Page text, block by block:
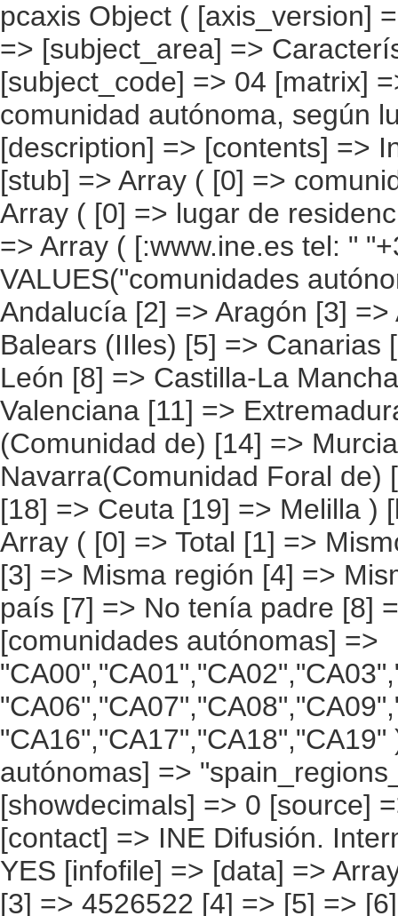
pcaxis Object ( [axis_version] => [creation_date] => 20080709 [note] => [subject_area] => Características de los inmigrantes [subject_code] => 04 [matrix] => 04016 [title] => Inmigrantes por comunidad autónoma, según lugar de residencia del padre [description] => [contents] => Inmigrantes [units] => inmigrantes [stub] => Array ( [0] => comunidades autónomas ) [heading] => Array ( [0] => lugar de residencia del padre ) [prestext] => [values] => Array ( [:www.ine.es tel: " "+34 91 5839100 "; VALUES("comunidades autónomas] => Array ( [0] => Total [1] => Andalucía [2] => Aragón [3] => Asturias (Principado de) [4] => Balears (IIles) [5] => Canarias [6] => Cantabria [7] => Castilla y León [8] => Castilla-La Mancha [9] => Catalunya [10] => Comunitat Valenciana [11] => Extremadura [12] => Galicia [13] => Madrid (Comunidad de) [14] => Murcia(Región de) [15] => Navarra(Comunidad Foral de) [16] => País Vasco [17] => Rioja (La) [18] => Ceuta [19] => Melilla ) [lugar de residencia del padre] => Array ( [0] => Total [1] => Mismo domicilio [2] => Mismo municipio [3] => Misma región [4] => Mismo país [5] => En España [6] => Otro país [7] => No tenía padre [8] => No sabe ) ) [codes] => Array ( [comunidades autónomas] => "CA00","CA01","CA02","CA03","CA04","CA05", "CA06","CA07","CA08","CA09","CA10","CA11","CA12","CA13","CA14","CA15", "CA16","CA17","CA18","CA19" ) [map] => Array ( [comunidades autónomas] => "spain_regions_img_ind" ) [decimals] => 0 [showdecimals] => 0 [source] => Instituto Nacional de Estadística [contact] => INE Difusión. Internet: www.ine.es/infoine [copyright] => YES [infofile] => [data] => Array ( [0] => Array ( [0] => [1]